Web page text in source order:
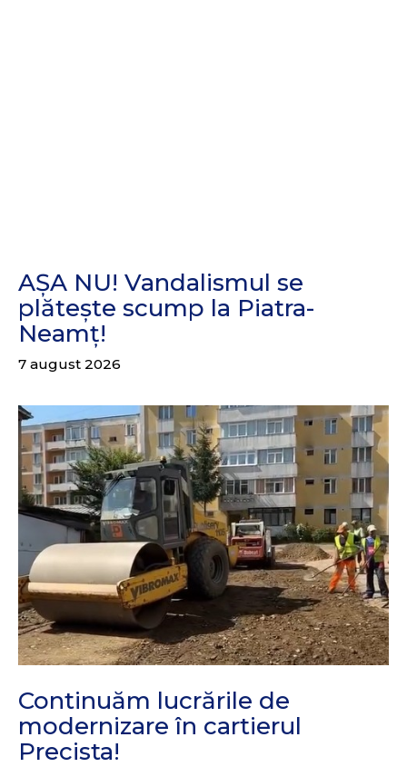
AȘA NU! Vandalismul se
plătește scump la Piatra-
Neamț!
7 august 2026
Continuăm lucrările de
modernizare în cartierul
Precista!